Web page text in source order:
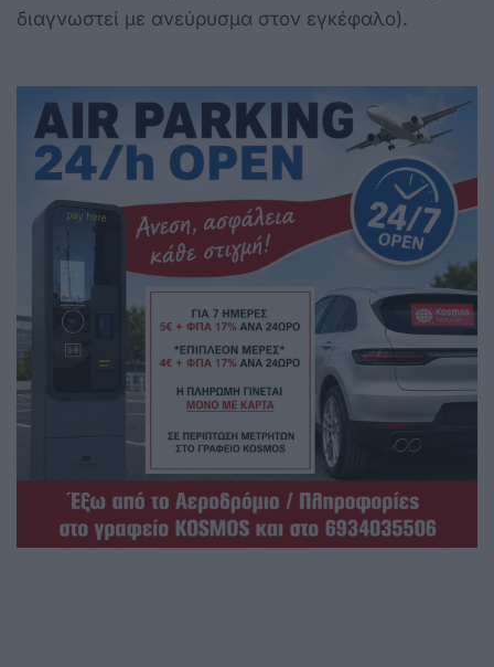
διαγνωστεί με ανεύρυσμα στον εγκέφαλο).